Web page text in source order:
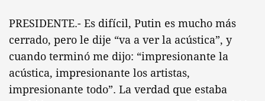
PRESIDENTE.- Es difícil, Putin es mucho más
cerrado, pero le dije “va a ver la acústica”, y
cuando terminó me dijo: “impresionante la
acústica, impresionante los artistas,
impresionante todo”. La verdad que estaba